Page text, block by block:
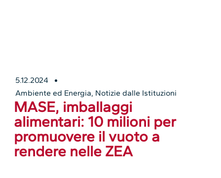
5.12.2024
Ambiente ed Energia, Notizie dalle Istituzioni
MASE, imballaggi
alimentari: 10 milioni per
promuovere il vuoto a
rendere nelle ZEA